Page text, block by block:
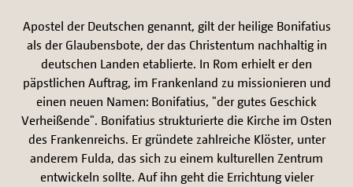
Apostel der Deutschen genannt, gilt der heilige Bonifatius
als der Glaubensbote, der das Christentum nachhaltig in
deutschen Landen etablierte. In Rom erhielt er den
päpstlichen Auftrag, im Frankenland zu missionieren und
einen neuen Namen: Bonifatius, "der gutes Geschick
Verheißende". Bonifatius strukturierte die Kirche im Osten
des Frankenreichs. Er gründete zahlreiche Klöster, unter
anderem Fulda, das sich zu einem kulturellen Zentrum
entwickeln sollte. Auf ihn geht die Errichtung vieler